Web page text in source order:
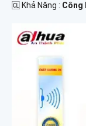
️🆑 Khả Năng : Công